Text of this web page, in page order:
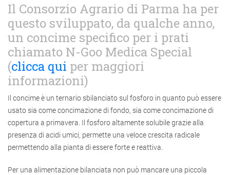
Il Consorzio Agrario di Parma ha per
questo sviluppato, da qualche anno,
un concime specifico per i prati
chiamato N-Goo Medica Special
(clicca qui per maggiori
informazioni)
Il concime è un ternario sbilanciato sul fosforo in quanto può essere
usato sia come concimazione di fondo, sia come concimazione di
copertura a primavera. Il fosforo altamente solubile grazie alla
presenza di acidi umici, permette una veloce crescita radicale
permettendo alla pianta di essere forte e reattiva.
Per una alimentazione bilanciata non può mancare una piccola